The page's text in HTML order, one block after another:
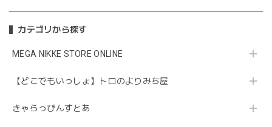
カテゴリから探す
MEGA NIKKE STORE ONLINE
【どこでもいっしょ】トロのよりみち屋
きゃらっぴんすとあ